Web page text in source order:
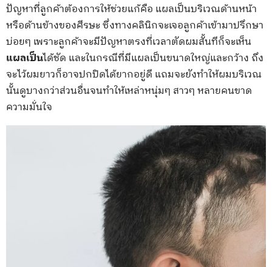
ปัญหาที่ลูกค้าต้องการให้ช่วยแก้คือ แผลเป็นบริเวณด้านหน้า
หรือด้านข้างของศีรษะ ซึ่งทางคลินิกจะเจอลูกค้าเข้ามาปรึกษา
บ่อยๆ เพราะลูกค้าจะมีปัญหาตรงที่เวลาตัดผมสั้นทีก็จะเห็น
แผลเป็นได้ชัด และในกรณีที่มีแผลเป็นขนาดใหญ่และกว้าง ถึง
จะไว้ผมยาวก็อาจปกปิดได้ยากอยู่ดี แถมจะยังทำให้ผมบริเวณ
นั้นดูบางกว่าส่วนอื่นจนทำให้เหล่าหนุ่มๆ สาวๆ หลายคนขาด
ความมั่นใจ